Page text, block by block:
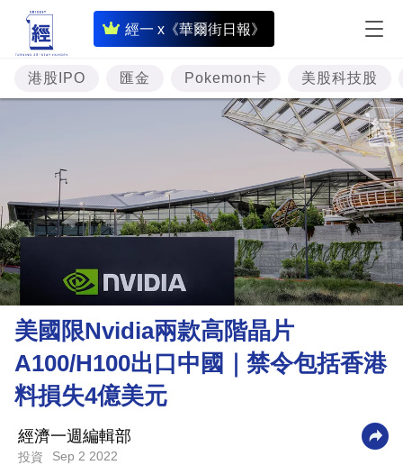
經一 x《華爾街日報》
即
時
財
經
投
資
市
理
財
商
業
科
技
港股IPO 匯金 Pokemon卡 美股科技股
美國限Nvidia兩款高階晶片
A100/H100出口中國｜禁令包括香港
料損失4億美元
經濟一週編輯部
投資 Sep 2 2022